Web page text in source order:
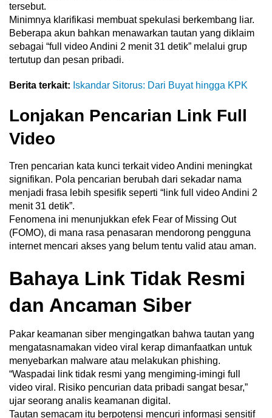
tersebut.
Minimnya klarifikasi membuat spekulasi berkembang liar.
Beberapa akun bahkan menawarkan tautan yang diklaim
sebagai “full video Andini 2 menit 31 detik” melalui grup
tertutup dan pesan pribadi.
Berita terkait: Iskandar Sitorus: Dari Buyat hingga KPK
Lonjakan Pencarian Link Full
Video
Tren pencarian kata kunci terkait video Andini meningkat
signifikan. Pola pencarian berubah dari sekadar nama
menjadi frasa lebih spesifik seperti “link full video Andini 2
menit 31 detik”.
Fenomena ini menunjukkan efek Fear of Missing Out
(FOMO), di mana rasa penasaran mendorong pengguna
internet mencari akses yang belum tentu valid atau aman.
Bahaya Link Tidak Resmi
dan Ancaman Siber
Pakar keamanan siber mengingatkan bahwa tautan yang
mengatasnamakan video viral kerap dimanfaatkan untuk
menyebarkan malware atau melakukan phishing.
“Waspadai link tidak resmi yang mengiming-imingi full
video viral. Risiko pencurian data pribadi sangat besar,”
ujar seorang analis keamanan digital.
Tautan semacam itu berpotensi mencuri informasi sensitif